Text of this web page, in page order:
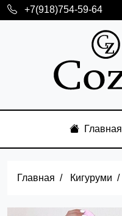
+7(918)754-59-64
Главная
Главная Кигуруми